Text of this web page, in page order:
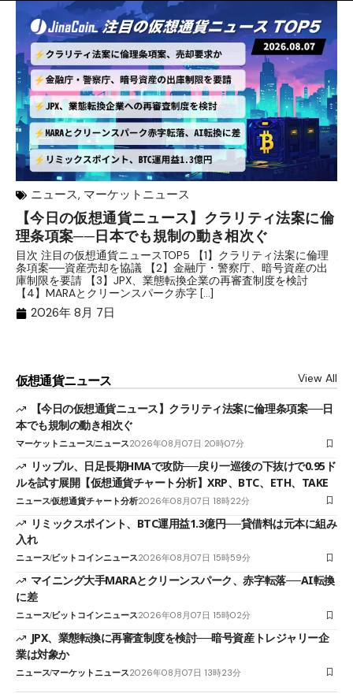
ニュース, マーケットニュース
【今日の仮想通貨ニュース】クラリティ法案に倫
理条項案──日本でも規制の動き相次ぐ
目次 注目の仮想通貨ニュースTOP5 【1】クラリティ法案に倫理
条項案──資産売却を協議 【2】金融庁・警察庁、暗号資産の出
庫制限を要請 【3】JPX、業態転換企業の再審査制度を検討
【4】MARAとクリーンスパーク赤字 […]
2026年 8月 7日
仮想通貨ニュース View All
【今日の仮想通貨ニュース】クラリティ法案に倫理条項案──日
本でも規制の動き相次ぐ
マーケットニュースニュース2026年08月07日 20時07分
リップル、日足長期HMAで攻防──戻り一巡後の下抜けで0.95ド
ルを試す展開【仮想通貨チャート分析】XRP、BTC、ETH、TAKE
ニュース仮想通貨チャート分析2026年08月07日 18時22分
リミックスポイント、BTC運用益1.3億円──貸借料は元本に組み
入れ
ニュースビットコインニュース2026年08月07日 15時59分
マイニング大手MARAとクリーンスパーク、赤字転落──AI転換
に差
ニュースビットコインニュース2026年08月07日 15時02分
JPX、業態転換に再審査制度を検討──暗号資産トレジャリー企
業は対象か
ニュースマーケットニュース2026年08月07日 13時23分